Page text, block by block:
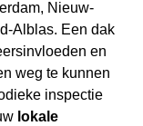
Nieuw-
Alblas. Een dak
en
weg te kunnen
inspectie
lokale